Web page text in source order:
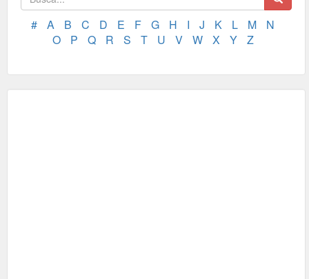
# A B C D E F G H I J K L M
N
O
P Q R S T U V W X Y Z